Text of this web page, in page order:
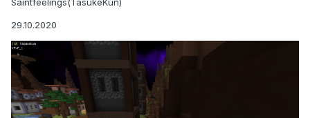
Saintfeelings(TasukeKun)
29.10.2020